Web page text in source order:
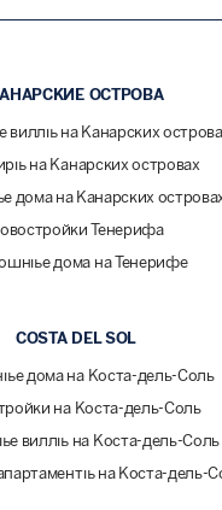
ОСТРОВА
виллы на Канарских
на Канарских островах
дома на Канарских
Тенерифа
дома на Тенерифе
COSTA DEL SOL
дома на Коста-дель-Соль
на Коста-дель-Соль
виллы на Коста-дель-Соль
на Коста-дель-